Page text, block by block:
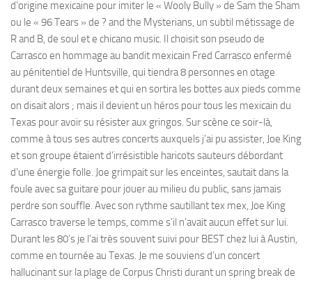
d’origine mexicaine pour imiter le « Wooly Bully » de Sam the Sham
ou le « 96 Tears » de ? and the Mysterians, un subtil métissage de
R and B, de soul et e chicano music. Il choisit son pseudo de
Carrasco en hommage au bandit mexicain Fred Carrasco enfermé
au pénitentiel de Huntsville, qui tiendra 8 personnes en otage
durant deux semaines et qui en sortira les bottes aux pieds comme
on disait alors ; mais il devient un héros pour tous les mexicain du
Texas pour avoir su résister aux gringos. Sur scène ce soir-là,
comme à tous ses autres concerts auxquels j’ai pu assister, Joe King
et son groupe étaient d’irrésistible haricots sauteurs débordant
d’une énergie folle. Joe grimpait sur les enceintes, sautait dans la
foule avec sa guitare pour jouer au milieu du public, sans jamais
perdre son souffle. Avec son rythme sautillant tex mex, Joe King
Carrasco traverse le temps, comme s’il n’avait aucun effet sur lui.
Durant les 80’s je l’ai très souvent suivi pour BEST chez lui à Austin,
comme en tournée au Texas. Je me souviens d’un concert
hallucinant sur la plage de Corpus Christi durant un spring break de